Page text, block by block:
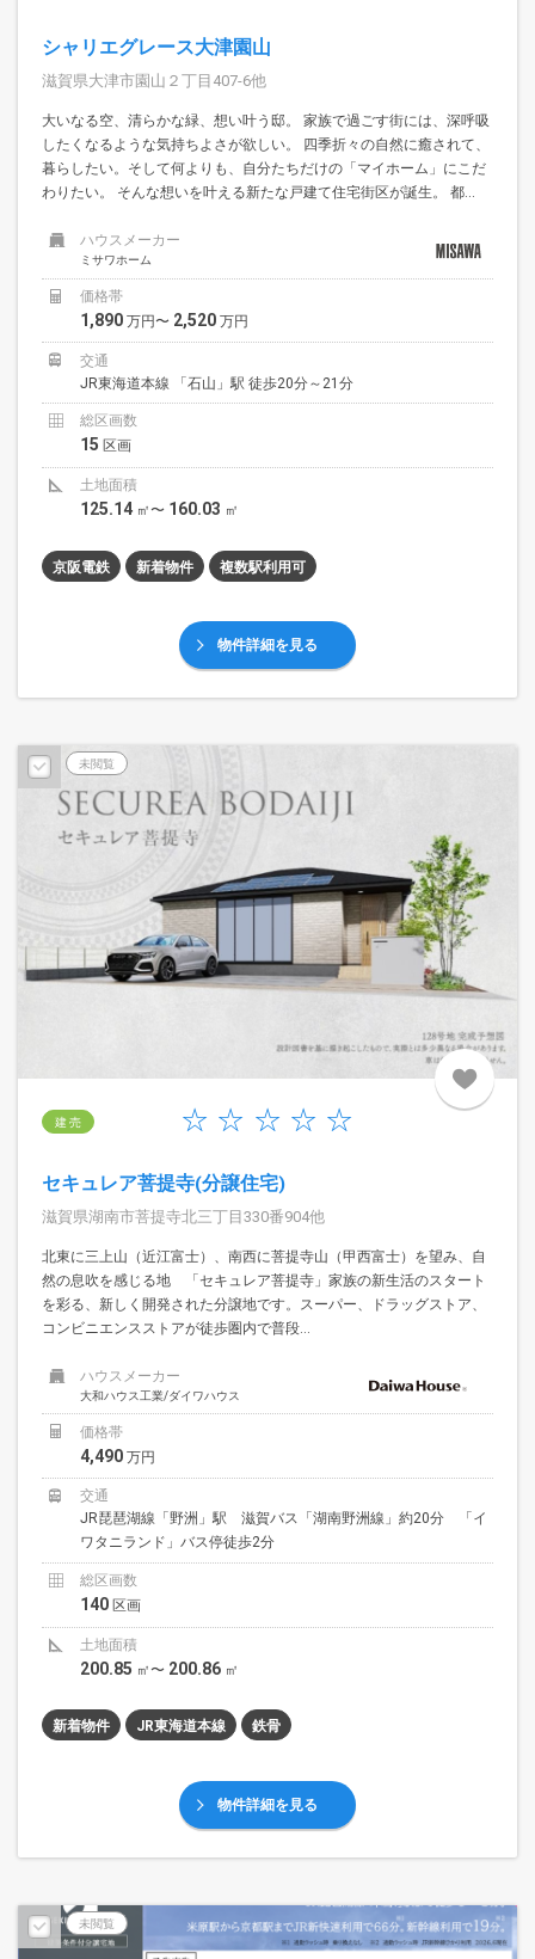
シャリエグレース大津園山
滋賀県大津市園山２丁目407-6他
大いなる空、清らかな緑、想い叶う邸。 家族で過ごす街には、深呼吸
したくなるような気持ちよさが欲しい。 四季折々の自然に癒されて、
暮らしたい。そして何よりも、自分たちだけの「マイホーム」にこだ
わりたい。 そんな想いを叶える新たな戸建て住宅街区が誕生。 都...
ハウスメーカー
ミサワホーム
価格帯
1,890 万円〜 2,520 万円
交通
JR東海道本線 「石山」駅 徒歩20分～21分
総区画数
15 区画
土地面積
125.14 ㎡〜 160.03 ㎡
京阪電鉄 新着物件 複数駅利用可
物件詳細を見る
未閲覧
建 売
セキュレア菩提寺(分譲住宅)
滋賀県湖南市菩提寺北三丁目330番904他
北東に三上山（近江富士）、南西に菩提寺山（甲西富士）を望み、自
然の息吹を感じる地 「セキュレア菩提寺」家族の新生活のスタート
を彩る、新しく開発された分譲地です。スーパー、ドラッグストア、
コンビニエンスストアが徒歩圏内で普段...
ハウスメーカー
大和ハウス工業/ダイワハウス
価格帯
4,490 万円
交通
JR琵琶湖線「野洲」駅 滋賀バス「湖南野洲線」約20分 「イ
ワタニランド」バス停徒歩2分
総区画数
140 区画
土地面積
200.85 ㎡〜 200.86 ㎡
新着物件 JR東海道本線 鉄骨
物件詳細を見る
未閲覧 予告広告